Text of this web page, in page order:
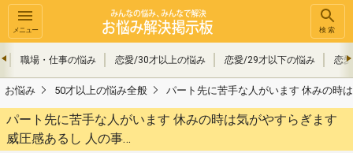
メニュー 検索
職場・仕事の悩み 恋愛/30才以上の悩み 恋愛/29才以下の悩み 恋
お悩み 50才以上の悩み全般 パート先に苦手な人がいます 休みの時
パート先に苦手な人がいます 休みの時は気がやすらぎます
威圧感あるし 人の事…